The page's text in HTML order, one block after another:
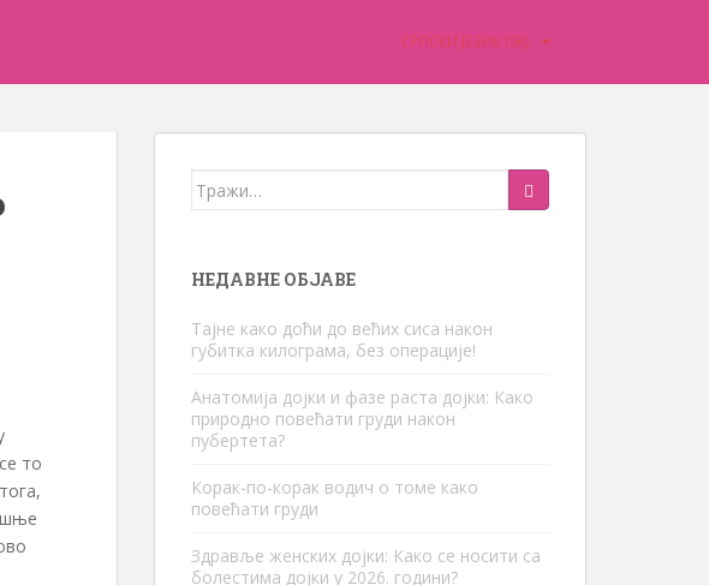
CРПСКИ ЈЕЗИК (SR)
то
Тражити:
НЕДАВНЕ ОБЈАВЕ
Тајне како доћи до већих сиса након
губитка килограма, без операције!
Анатомија дојки и фазе раста дојки: Како
природно повећати груди након
пубертета?
Корак-по-корак водич о томе како
повећати груди
Здравље женских дојки: Како се носити са
болестима дојки у 2026. години?